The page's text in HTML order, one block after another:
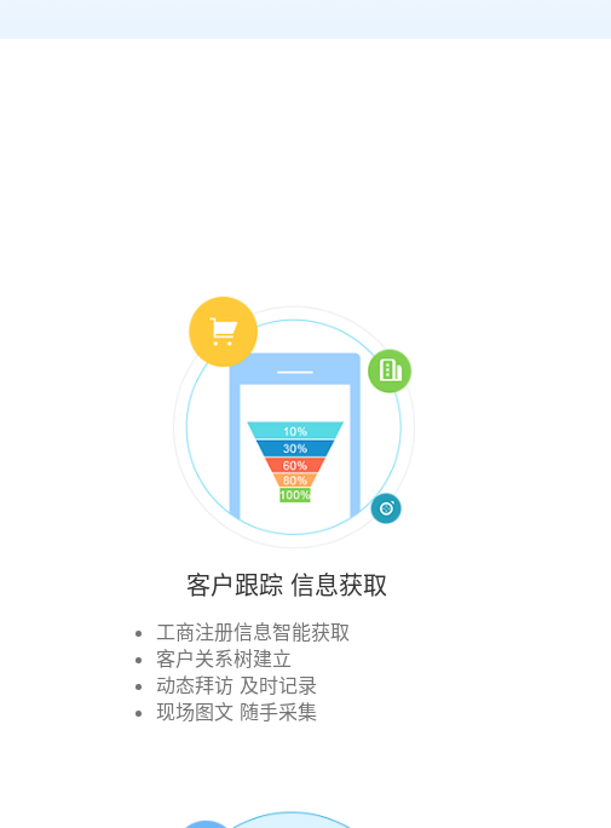
客户跟踪 信息获取
工商注册信息智能获取
客户关系树建立
动态拜访 及时记录
现场图文 随手采集